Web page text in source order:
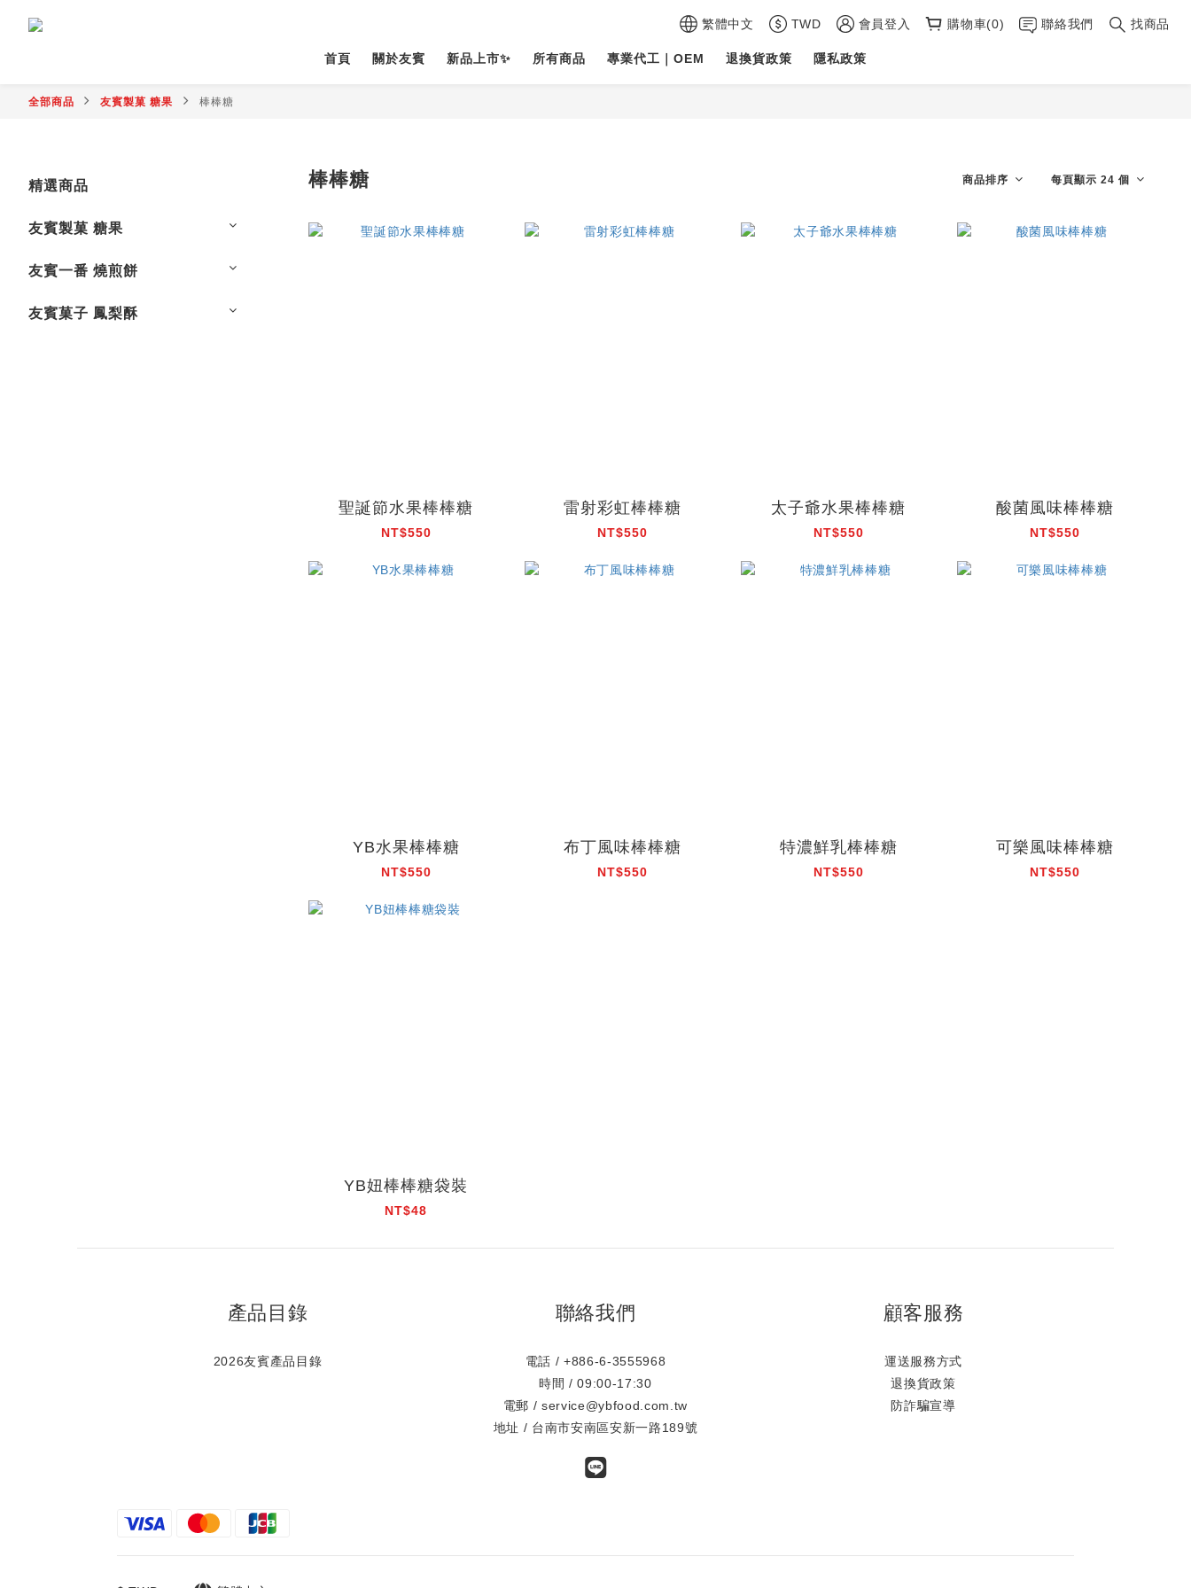
繁體中文 TWD 會員登入 購物車(0) 聯絡我們 找商品
首頁 關於友賓 新品上市✨ 所有商品 專業代工｜OEM 退換貨政策 隱私政策
全部商品 友賓製菓 糖果 棒棒糖
精選商品
友賓製菓 糖果
友賓一番 燒煎餅
友賓菓子 鳳梨酥
棒棒糖 商品排序 每頁顯示 24 個
聖誕節水果棒棒糖
NT$550
雷射彩虹棒棒糖
NT$550
太子爺水果棒棒糖
NT$550
酸菌風味棒棒糖
NT$550
YB水果棒棒糖
NT$550
布丁風味棒棒糖
NT$550
特濃鮮乳棒棒糖
NT$550
可樂風味棒棒糖
NT$550
YB妞棒棒糖袋裝
NT$48
產品目錄
2026友賓產品目錄
聯絡我們
電話 / +886-6-3555968
時間 / 09:00-17:30
電郵 / service@ybfood.com.tw
地址 / 台南市安南區安新一路189號
顧客服務
運送服務方式
退換貨政策
防詐騙宣導